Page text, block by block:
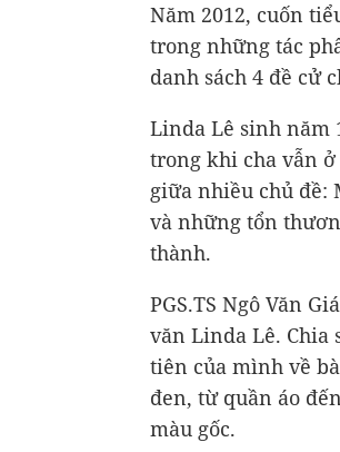
Năm 2012, cuốn
trong những tác
danh sách 4 đề cử
Linda Lê sinh năm
trong khi cha vẫn ở
giữa nhiều chủ đề:
và những tổn
thành.
PGS.TS Ngô Văn
văn Linda Lê. Chia
tiên của mình về
đen, từ quần áo
màu gốc.